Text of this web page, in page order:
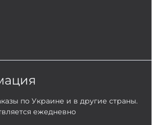
по Украине и в другие страны.
ежедневно